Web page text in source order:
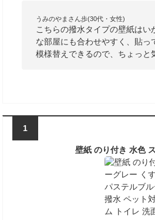
うみのやまさん歩(30代・女性)
こちらの撥水タイプの壁紙は
な部屋にも合わせやすく、貼
模様替えできるので、ちょっ
1